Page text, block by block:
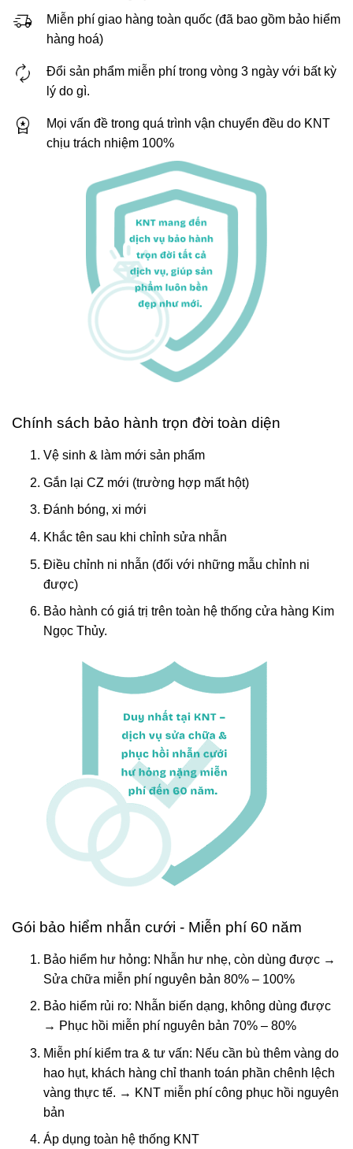
Miễn phí giao hàng toàn quốc (đã bao gồm bảo hiểm
hàng hoá)
Đổi sản phẩm miễn phí trong vòng 3 ngày với bất kỳ
lý do gì.
Mọi vấn đề trong quá trình vận chuyển đều do KNT
chịu trách nhiệm 100%
Chính sách bảo hành trọn đời toàn diện
Vệ sinh & làm mới sản phẩm
Gắn lại CZ mới (trường hợp mất hột)
Đánh bóng, xi mới
Khắc tên sau khi chỉnh sửa nhẫn
Điều chỉnh ni nhẫn (đối với những mẫu chỉnh ni
được)
Bảo hành có giá trị trên toàn hệ thống cửa hàng Kim
Ngọc Thủy.
Gói bảo hiểm nhẫn cưới - Miễn phí 60 năm
Bảo hiểm hư hỏng: Nhẫn hư nhẹ, còn dùng được →
Sửa chữa miễn phí nguyên bản 80% – 100%
Bảo hiểm rủi ro: Nhẫn biến dạng, không dùng được
→ Phục hồi miễn phí nguyên bản 70% – 80%
Miễn phí kiểm tra & tư vấn: Nếu cần bù thêm vàng do
hao hụt, khách hàng chỉ thanh toán phần chênh lệch
vàng thực tế. → KNT miễn phí công phục hồi nguyên
bản
Áp dụng toàn hệ thống KNT